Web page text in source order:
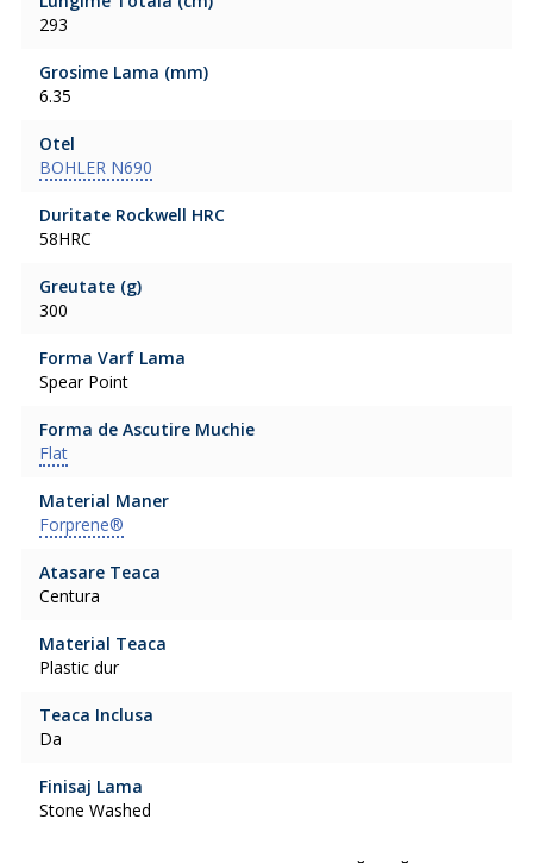
293
Grosime Lama (mm)
6.35
Otel
BOHLER N690
Duritate Rockwell HRC
58HRC
Greutate (g)
300
Forma Varf Lama
Spear Point
Forma de Ascutire Muchie
Flat
Material Maner
Forprene®
Atasare Teaca
Centura
Material Teaca
Plastic dur
Teaca Inclusa
Da
Finisaj Lama
Stone Washed